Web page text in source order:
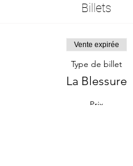
Billets
Vente expirée
Type de billet
La Blessure
Prix